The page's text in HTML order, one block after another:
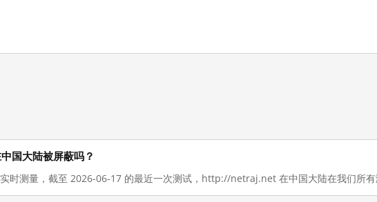
国大陆被屏蔽吗？
时测量，截至 2026-06-17 的最近一次测试，http://netraj.net 在中国大陆在我们所有